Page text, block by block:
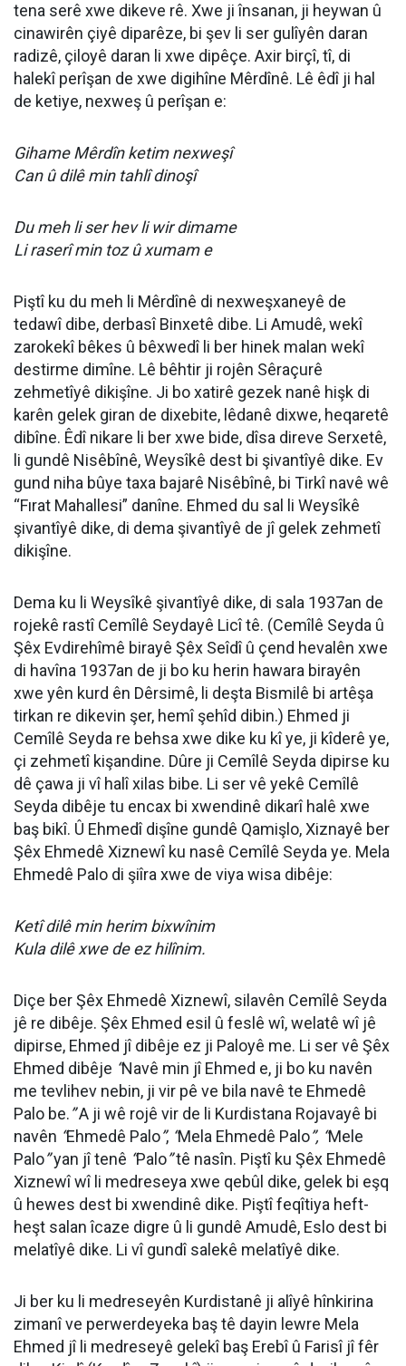
tena serê xwe dikeve rê. Xwe ji însanan, ji heywan û
cinawirên çiyê diparêze, bi şev li ser gulîyên daran
radizê, çiloyê daran li xwe dipêçe. Axir birçî, tî, di
halekî perîşan de xwe digihîne Mêrdînê. Lê êdî ji hal
de ketiye, nexweş û perîşan e:
Gihame Mêrdîn ketim nexweşî
Can û dilê min tahlî dinoşî
Du meh li ser hev li wir dimame
Li raserî min toz û xumam e
Piştî ku du meh li Mêrdînê di nexweşxaneyê de
tedawî dibe, derbasî Binxetê dibe. Li Amudê, wekî
zarokekî bêkes û bêxwedî li ber hinek malan wekî
destirme dimîne. Lê bêhtir ji rojên Sêraçurê
zehmetîyê dikişîne. Ji bo xatirê gezek nanê hişk di
karên gelek giran de dixebite, lêdanê dixwe, heqaretê
dibîne. Êdî nikare li ber xwe bide, dîsa direve Serxetê,
li gundê Nisêbînê, Weysîkê dest bi şivantîyê dike. Ev
gund niha bûye taxa bajarê Nisêbînê, bi Tirkî navê wê
“Fırat Mahallesi” danîne. Ehmed du sal li Weysîkê
şivantîyê dike, di dema şivantîyê de jî gelek zehmetî
dikişîne.
Dema ku li Weysîkê şivantîyê dike, di sala 1937an de
rojekê rastî Cemîlê Seydayê Licî tê. (Cemîlê Seyda û
Şêx Evdirehîmê birayê Şêx Seîdî û çend hevalên xwe
di havîna 1937an de ji bo ku herin hawara birayên
xwe yên kurd ên Dêrsimê, li deşta Bismilê bi artêşa
tirkan re dikevin şer, hemî şehîd dibin.) Ehmed ji
Cemîlê Seyda re behsa xwe dike ku kî ye, ji kîderê ye,
çi zehmetî kişandine. Dûre ji Cemîlê Seyda dipirse ku
dê çawa ji vî halî xilas bibe. Li ser vê yekê Cemîlê
Seyda dibêje tu encax bi xwendinê dikarî halê xwe
baş bikî. Û Ehmedî dişîne gundê Qamişlo, Xiznayê ber
Şêx Ehmedê Xiznewî ku nasê Cemîlê Seyda ye. Mela
Ehmedê Palo di şiîra xwe de viya wisa dibêje:
Ketî dilê min herim bixwînim
Kula dilê xwe de ez hilînim.
Diçe ber Şêx Ehmedê Xiznewî, silavên Cemîlê Seyda
jê re dibêje. Şêx Ehmed esil û feslê wî, welatê wî jê
dipirse, Ehmed jî dibêje ez ji Paloyê me. Li ser vê Şêx
Ehmed dibêje “Navê min jî Ehmed e, ji bo ku navên
me tevlihev nebin, ji vir pê ve bila navê te Ehmedê
Palo be.”A ji wê rojê vir de li Kurdistana Rojavayê bi
navên “Ehmedê Palo”, “Mela Ehmedê Palo”, “Mele
Palo”yan jî tenê “Palo”tê nasîn. Piştî ku Şêx Ehmedê
Xiznewî wî li medreseya xwe qebûl dike, gelek bi eşq
û hewes dest bi xwendinê dike. Piştî feqîtiya heft-
heşt salan îcaze digre û li gundê Amudê, Eslo dest bi
melatîyê dike. Li vî gundî salekê melatîyê dike.
Ji ber ku li medreseyên Kurdistanê ji alîyê hînkirina
zimanî ve perwerdeyeka baş tê dayin lewre Mela
Ehmed jî li medreseyê gelekî baş Erebî û Farisî jî fêr